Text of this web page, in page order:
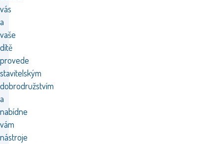
vás
a
vaše
dítě
provede
stavitelským
dobrodružstvím
a
nabídne
vám
nástroje